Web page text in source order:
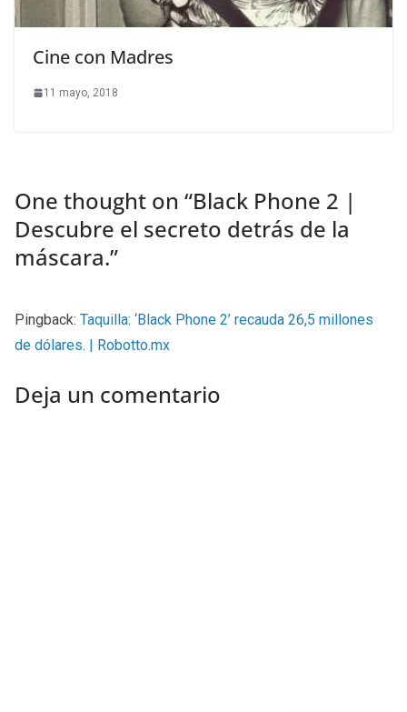
Cine con Madres
11 mayo, 2018
One thought on “Black Phone 2 |
Descubre el secreto detrás de la
máscara.”
Pingback: Taquilla: ‘Black Phone 2’ recauda 26,5 millones
de dólares. | Robotto.mx
Deja un comentario